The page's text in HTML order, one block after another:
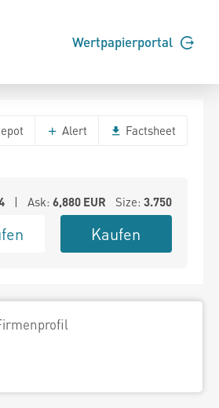
Wertpapierportal
Alert Factsheet
| Ask: 6,880EUR Size: 3.750
Kaufen